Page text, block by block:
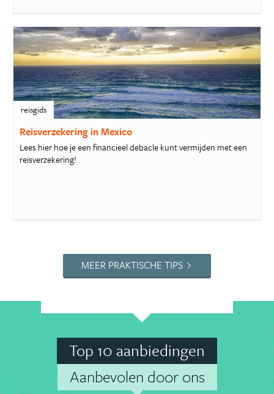
reisgids
Reisverzekering in Mexico
Lees hier hoe je een financieel debacle kunt vermijden met een
reisverzekering!
MEER PRAKTISCHE TIPS
Top 10 aanbiedingen
Aanbevolen door ons